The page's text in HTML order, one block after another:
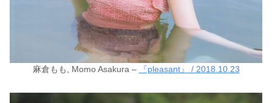
麻倉もも, Momo Asakura – 『pleasant』 / 2018.10.23